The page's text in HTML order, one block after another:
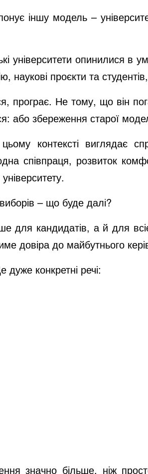
іншу модель –
університети опинилися
наукові проєкти та
програє. Не тому, що
або збереження старої
контексті виглядає
співпраця, розвиток
– що буде далі?
кандидатів, а й для
довіра до майбутнього
конкретні речі:
значно більше, ніж